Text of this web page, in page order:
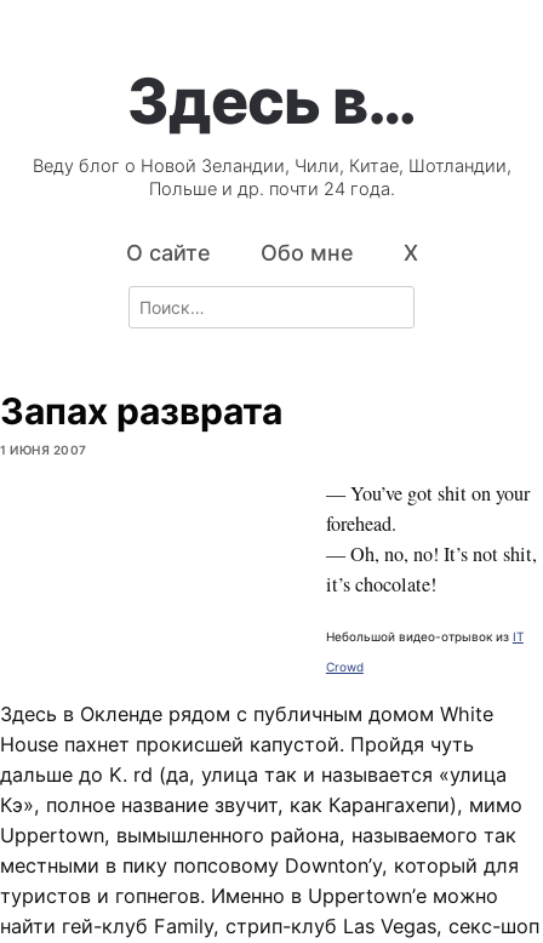
Здесь в…
Веду блог о Новой Зеландии, Чили, Китае, Шотландии,
Польше и др. почти 24 года.
О сайте Обо мне X
Search
for:
Запах разврата
1 ИЮНЯ 2007
— You’ve got shit on your
forehead.
— Oh, no, no! It’s not shit,
it’s chocolate!
Небольшой видео-отрывок из IT
Crowd
Здесь в Окленде рядом с публичным домом White
House пахнет прокисшей капустой. Пройдя чуть
дальше до K. rd (да, улица так и называется «улица
Кэ», полное название звучит, как Карангахепи), мимо
Uppertown, вымышленного района, называемого так
местными в пику попсовому Downton’у, который для
туристов и гопнегов. Именно в Uppertown’е можно
найти гей-клуб Family, стрип-клуб Las Vegas, секс-шоп